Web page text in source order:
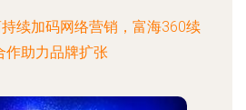
续加码网络营销，富海360续
作助力品牌扩张